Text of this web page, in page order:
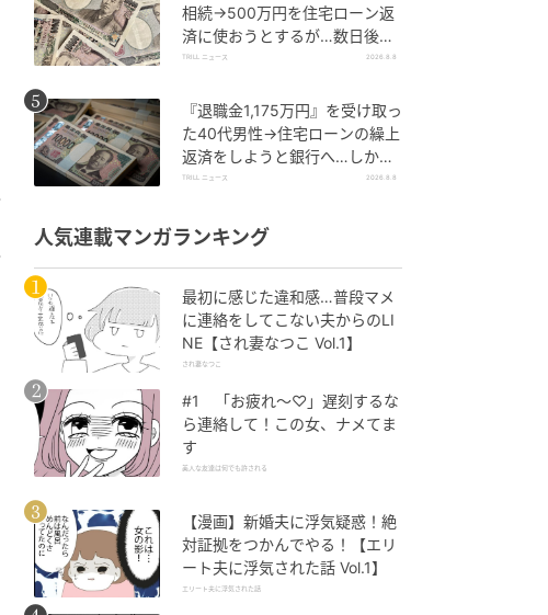
相続→500万円を住宅ローン返
済に使おうとするが…数日後、
判明した事実に妻が“絶句したワ
TRILL ニュース 2026.8.8
『退職金1,175万円』を受け取っ
た40代男性→住宅ローンの繰上
返済をしようと銀行へ…しか
し、窓口で告げられた“想定外の
TRILL ニュース 2026.8.8
人気連載マンガランキング
最初に感じた違和感…普段マメ
に連絡をしてこない夫からのLI
NE【され妻なつこ Vol.1】
され妻なつこ
#1 「お疲れ〜♡」遅刻するな
ら連絡して！この女、ナメてま
す
美人な友達は何でも許される
【漫画】新婚夫に浮気疑惑！絶
対証拠をつかんでやる！【エリ
ート夫に浮気された話 Vol.1】
エリート夫に浮気された話